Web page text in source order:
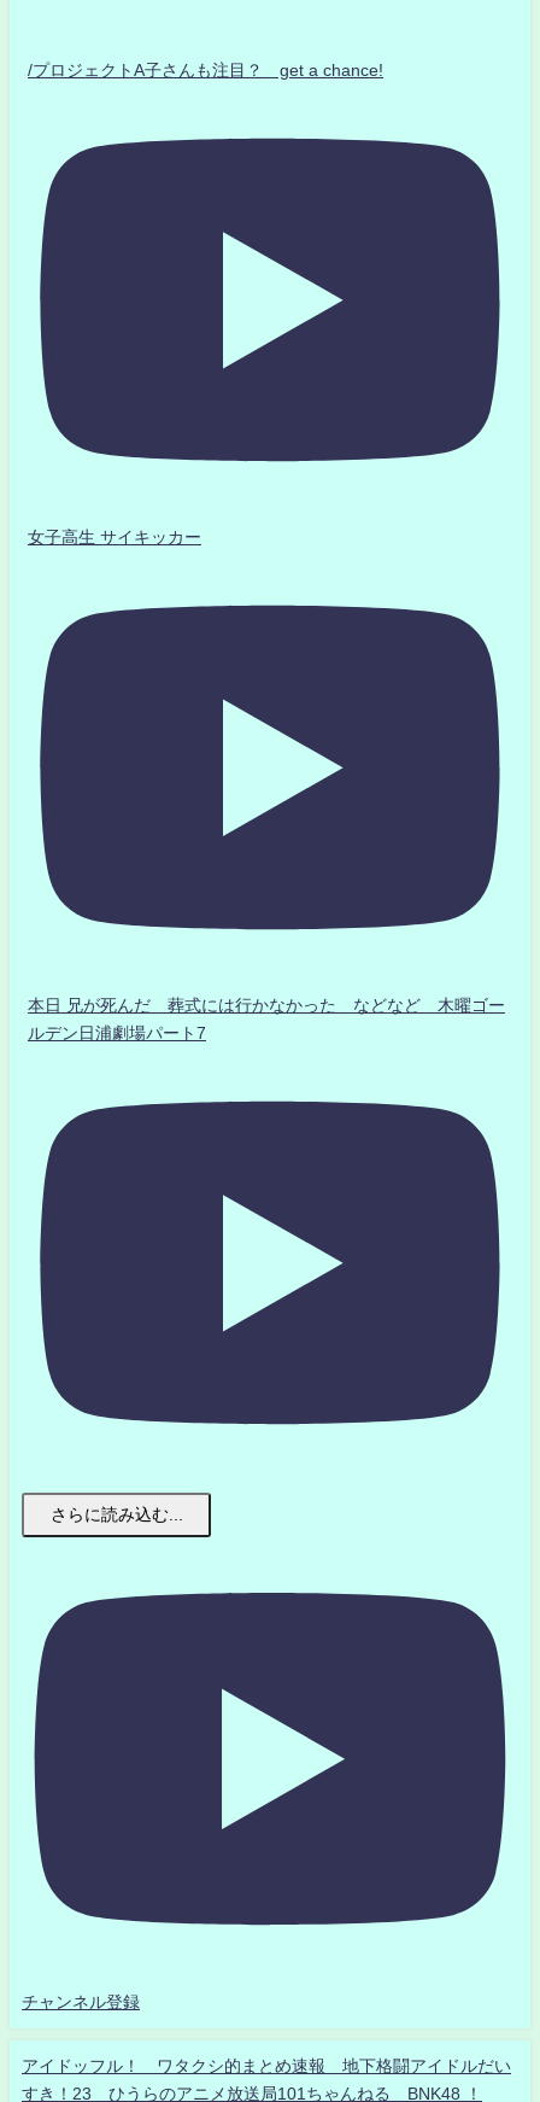
/プロジェクトA子さんも注目？ get a chance!
女子高生 サイキッカー
本日 兄が死んだ 葬式には行かなかった などなど 木曜ゴー
ルデン日浦劇場パート7
さらに読み込む...
チャンネル登録
アイドッフル！ ワタクシ的まとめ速報 地下格闘アイドルだい
すき！23 ひうらのアニメ放送局101ちゃんねる BNK48 ！